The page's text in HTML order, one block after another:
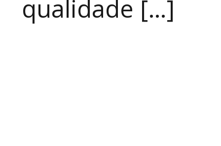
qualidade […]